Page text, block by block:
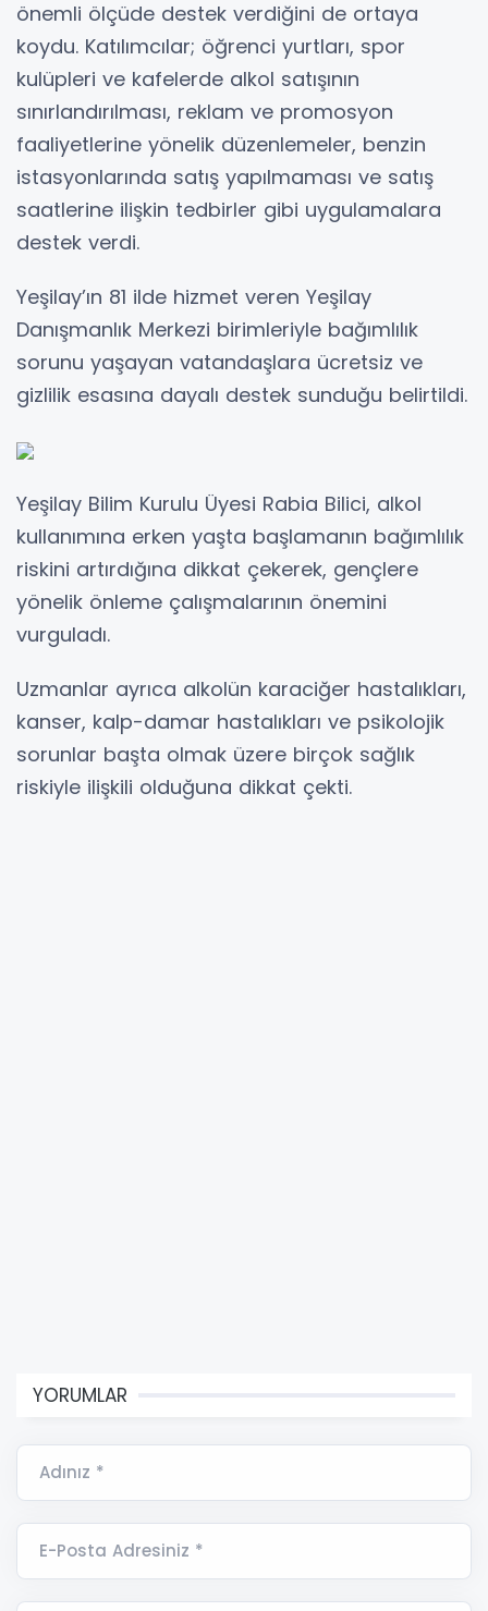
önemli ölçüde destek verdiğini de ortaya
koydu. Katılımcılar; öğrenci yurtları, spor
kulüpleri ve kafelerde alkol satışının
sınırlandırılması, reklam ve promosyon
faaliyetlerine yönelik düzenlemeler, benzin
istasyonlarında satış yapılmaması ve satış
saatlerine ilişkin tedbirler gibi uygulamalara
destek verdi.
Yeşilay’ın 81 ilde hizmet veren Yeşilay
Danışmanlık Merkezi birimleriyle bağımlılık
sorunu yaşayan vatandaşlara ücretsiz ve
gizlilik esasına dayalı destek sunduğu belirtildi.
Yeşilay Bilim Kurulu Üyesi Rabia Bilici, alkol
kullanımına erken yaşta başlamanın bağımlılık
riskini artırdığına dikkat çekerek, gençlere
yönelik önleme çalışmalarının önemini
vurguladı.
Uzmanlar ayrıca alkolün karaciğer hastalıkları,
kanser, kalp-damar hastalıkları ve psikolojik
sorunlar başta olmak üzere birçok sağlık
riskiyle ilişkili olduğuna dikkat çekti.
YORUMLAR
Adınız *
E-Posta Adresiniz *